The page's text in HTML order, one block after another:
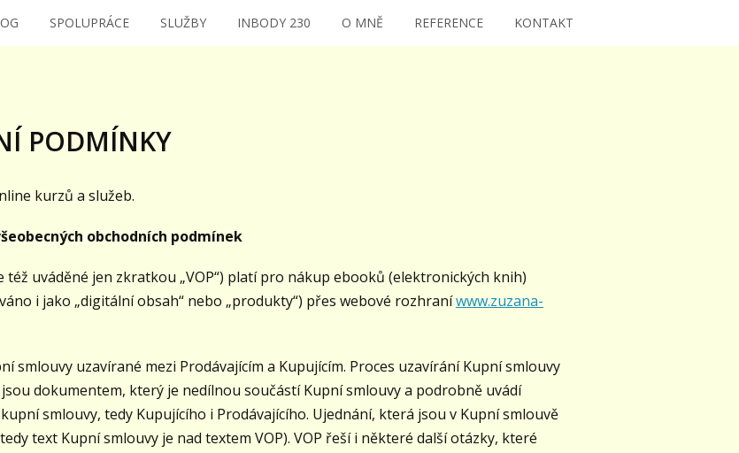
SPOLUPRÁCE SLUŽBY INBODY 230 O MNĚ REFERENCE KONTAKT
PODMÍNKY
kurzů a služeb.
obchodních podmínek
též uváděné jen zkratkou „VOP“) platí pro nákup ebooků (elektronických knih)
i jako „digitální obsah“ nebo „produkty“) přes webové rozhraníwww.zuzana-
smlouvy uzavírané mezi Prodávajícím a Kupujícím. Proces uzavírání Kupní smlouvy
dokumentem, který je nedílnou součástí Kupní smlouvy a podrobně uvádí
smlouvy, tedy Kupujícího i Prodávajícího. Ujednání, která jsou v Kupní smlouvě
text Kupní smlouvy je nad textem VOP). VOP řeší i některé další otázky, které